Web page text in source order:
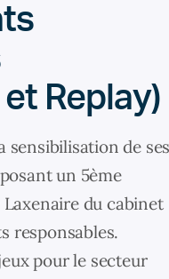
Replay)
sensibilisation de
un 5ème
du cabinet
responsables.
pour le secteur